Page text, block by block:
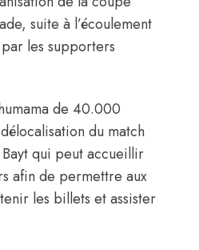
suite à l’écoulement
les supporters
de 40.000
du match
qui peut accueillir
afin de permettre aux
les billets et assister